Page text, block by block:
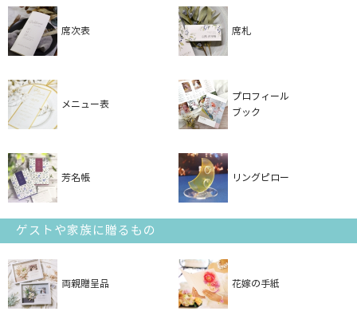
席次表 席札
メニュー表
プロフィール
ブック
芳名帳 リングピロー
ゲストや家族に贈るもの
両親贈呈品 花嫁の手紙